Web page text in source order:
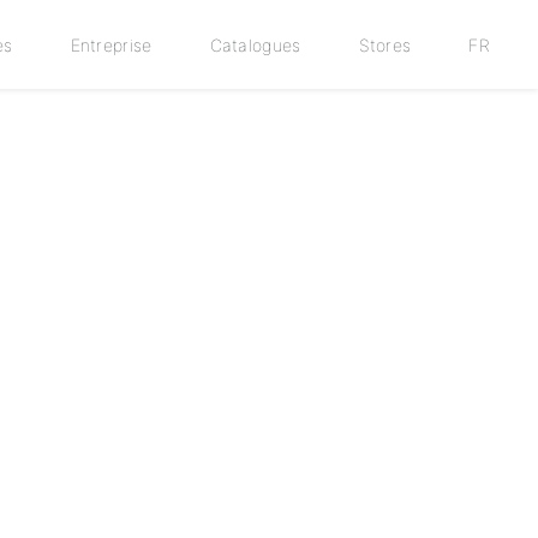
Entreprise Catalogues Stores FR